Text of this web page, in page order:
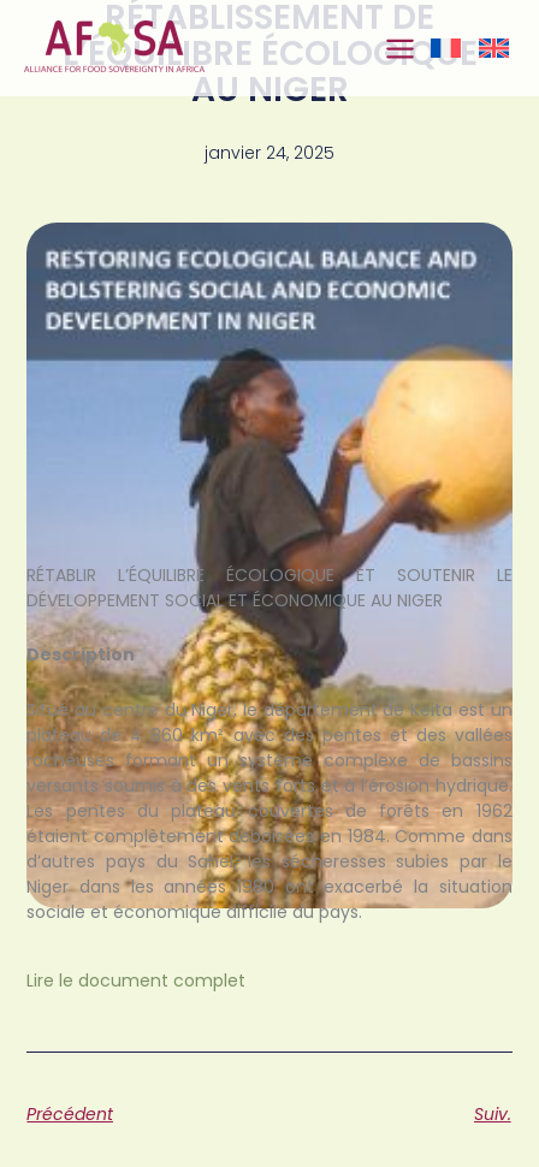
contenu
RÉTABLISSEMENT DE
L’ÉQUILIBRE ÉCOLOGIQUE
AU NIGER
janvier 24, 2025
RÉTABLIR L’ÉQUILIBRE ÉCOLOGIQUE ET SOUTENIR LE
DÉVELOPPEMENT SOCIAL ET ÉCONOMIQUE AU NIGER
Description
Situé au centre du Niger, le département de Keita est un
plateau de 4 860 km² avec des pentes et des vallées
rocheuses formant un système complexe de bassins
versants soumis à des vents forts et à l’érosion hydrique.
Les pentes du plateau couvertes de forêts en 1962
étaient complètement déboisées en 1984. Comme dans
d’autres pays du Sahel, les sécheresses subies par le
Niger dans les années 1980 ont exacerbé la situation
sociale et économique difficile du pays.
Lire le document complet
Précédent Suiv.